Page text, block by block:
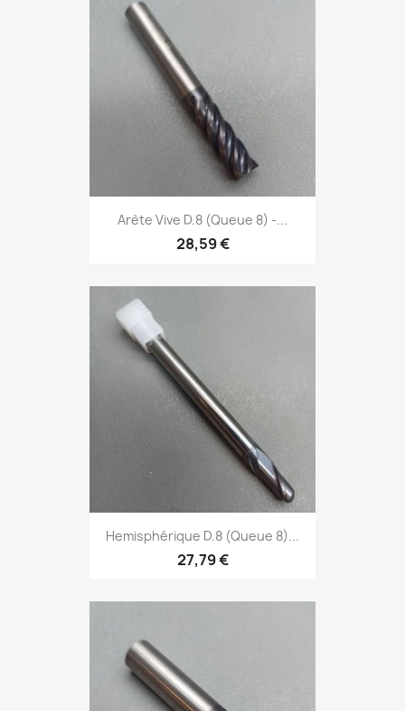
Arète Vive D.8 (Queue 8) -...
28,59 €
Hemisphérique D.8 (Queue 8)...
27,79 €